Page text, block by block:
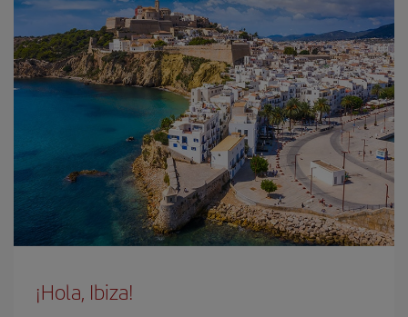
¡Hola, Ibiza!